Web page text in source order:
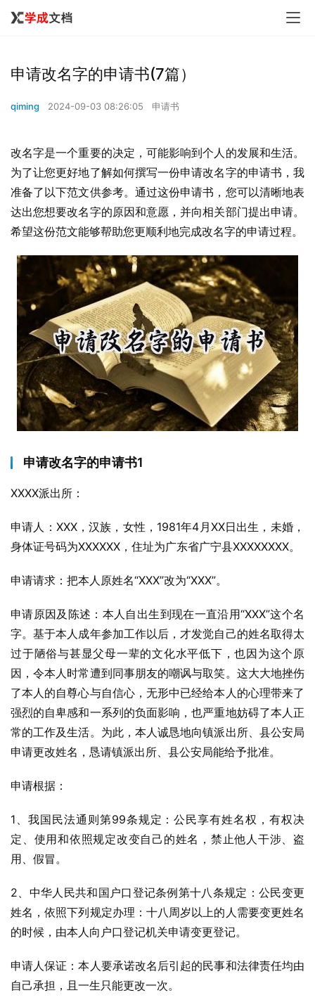
申请改名字的申请书(7篇）
qiming 2024-09-03 08:26:05 申请书
改名字是一个重要的决定，可能影响到个人的发展和生活。
为了让您更好地了解如何撰写一份申请改名字的申请书，我
准备了以下范文供参考。通过这份申请书，您可以清晰地表
达出您想要改名字的原因和意愿，并向相关部门提出申请。
希望这份范文能够帮助您更顺利地完成改名字的申请过程。
申请改名字的申请书1
XXXX派出所：
申请人：XXX，汉族，女性，1981年4月XX日出生，未婚，
身体证号码为XXXXXX，住址为广东省广宁县XXXXXXXX。
申请请求：把本人原姓名“XXX”改为“XXX”。
申请原因及陈述：本人自出生到现在一直沿用“XXX”这个名
字。基于本人成年参加工作以后，才发觉自己的姓名取得太
过于陋俗与甚显父母一辈的文化水平低下，也因为这个原
因，令本人时常遭到同事朋友的嘲讽与取笑。这大大地挫伤
了本人的自尊心与自信心，无形中已经给本人的心理带来了
强烈的自卑感和一系列的负面影响，也严重地妨碍了本人正
常的工作及生活。为此，本人诚恳地向镇派出所、县公安局
申请更改姓名，恳请镇派出所、县公安局能给予批准。
申请根据：
1、我国民法通则第99条规定：公民享有姓名权，有权决
定、使用和依照规定改变自己的姓名，禁止他人干涉、盗
用、假冒。
2、中华人民共和国户口登记条例第十八条规定：公民变更
姓名，依照下列规定办理：十八周岁以上的人需要变更姓名
的时候，由本人向户口登记机关申请变更登记。
申请人保证：本人要承诺改名后引起的民事和法律责任均由
自己承担，且一生只能更改一次。